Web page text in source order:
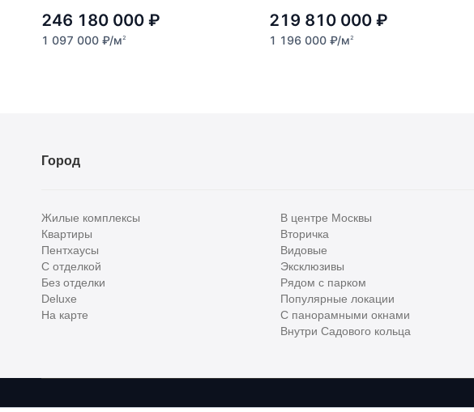
246 180 000 ₽
1 097 000 ₽/м2
219 810 000 ₽
1 196 000 ₽/м2
Город
Жилые комплексы
Квартиры
Пентхаусы
С отделкой
Без отделки
Deluxe
На карте
В центре Москвы
Вторичка
Видовые
Эксклюзивы
Рядом с парком
Популярные локации
С панорамными окнами
Внутри Садового кольца